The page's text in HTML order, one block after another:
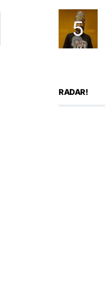
RADAR!